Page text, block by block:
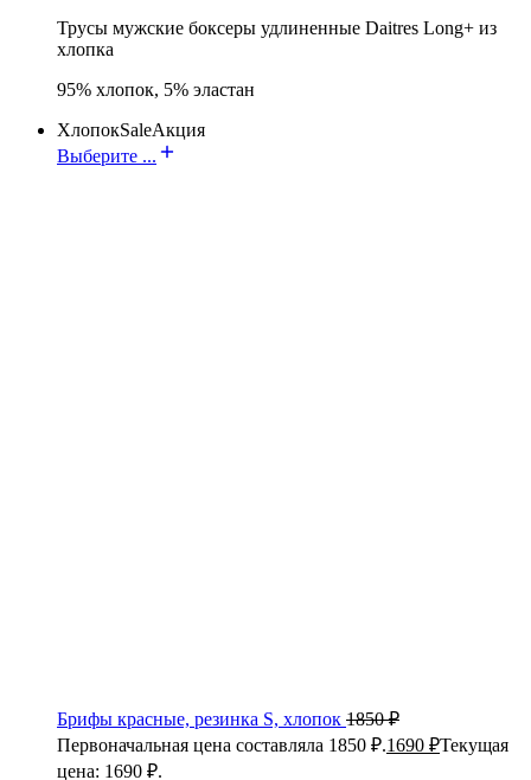
Трусы мужские боксеры удлиненные Daitres Long+ из
хлопка
95% хлопок, 5% эластан
ХлопокSaleАкция
Выберите ...
Брифы красные, резинка S, хлопок 1850₽
Первоначальная цена составляла 1850 ₽.1690 ₽Текущая
цена: 1690 ₽.